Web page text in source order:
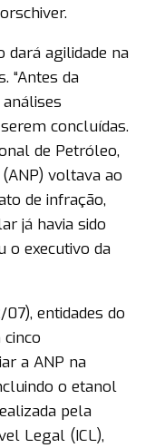
dará agilidade na
“Antes da
concluídas.
de Petróleo,
voltava ao
de infração,
já havia sido
o executivo da
entidades do
a ANP na
o etanol
pela
Legal (ICL),